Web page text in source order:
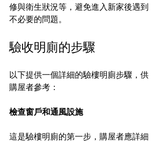
修與衛生狀況等，避免進入新家後遇到
不必要的問題。
驗收明廁的步驟
以下提供一個詳細的驗樓明廁步驟，供
購屋者參考：
檢查窗戶和通風設施
這是驗樓明廁的第一步，購屋者應詳細